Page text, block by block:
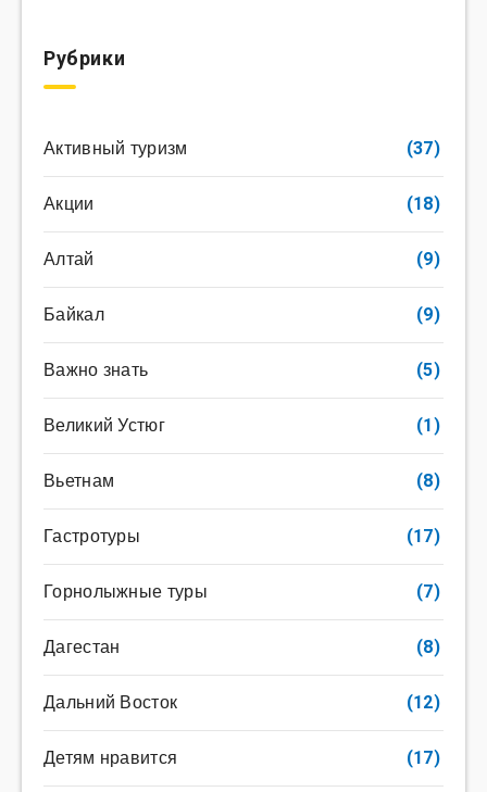
Рубрики
Активный туризм (37)
Акции (18)
Алтай (9)
Байкал (9)
Важно знать (5)
Великий Устюг (1)
Вьетнам (8)
Гастротуры (17)
Горнолыжные туры (7)
Дагестан (8)
Дальний Восток (12)
Детям нравится (17)